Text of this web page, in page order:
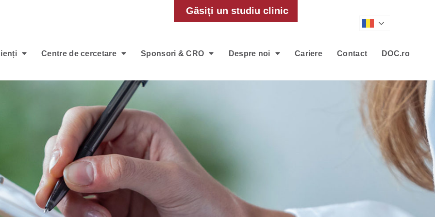
Găsiți un studiu clinic
Centre de cercetare Sponsori & CRO Despre noi Cariere Contact DOC.ro
Romanian